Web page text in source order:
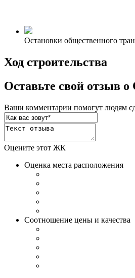
Остановки общественного
Ход строительства
Оставьте свой отзыв
Ваши комментарии помогут людям
Оцените этот ЖК
Оценка места расположения
Соотношение цены и качества